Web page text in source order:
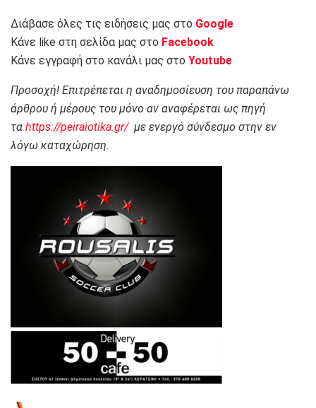
Διάβασε όλες τις ειδήσεις μας στο Google
Κάνε like στη σελίδα μας στο Facebook
Κάνε εγγραφή στο κανάλι μας στο Youtube
Προσοχή! Επιτρέπεται η αναδημοσίευση του παραπάνω
άρθρου ή μέρους του μόνο αν αναφέρεται ως πηγή
τα https://peiraiotika.gr/με ενεργό σύνδεσμο στην εν
λόγω καταχώρηση.